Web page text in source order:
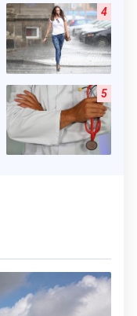
4
5